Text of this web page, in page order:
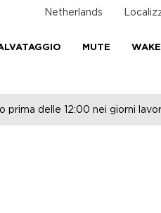
Netherlands
MUTE WAKE
prima delle 12:00 nei giorni